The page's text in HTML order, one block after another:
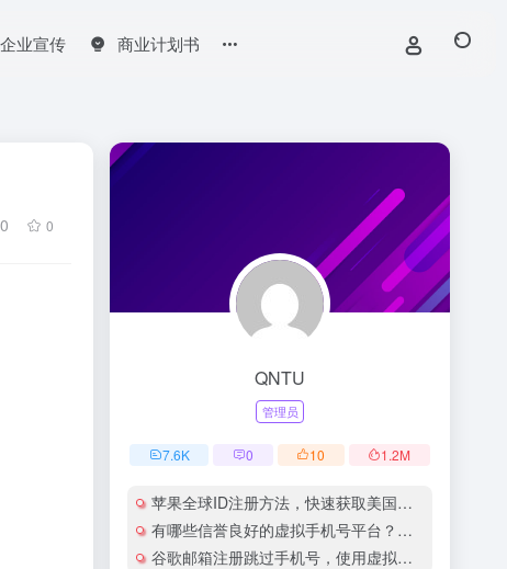
企业宣传 商业计划书
0 0
QNTU
管理员
7.6K 0 10 1.2M
苹果全球ID注册方法，快速获取美国地区苹果账号
有哪些信誉良好的虚拟手机号平台？有哪些平台提供国际虚拟手机号服务？
谷歌邮箱注册跳过手机号，使用虚拟手机号注册谷歌邮箱安全吗？